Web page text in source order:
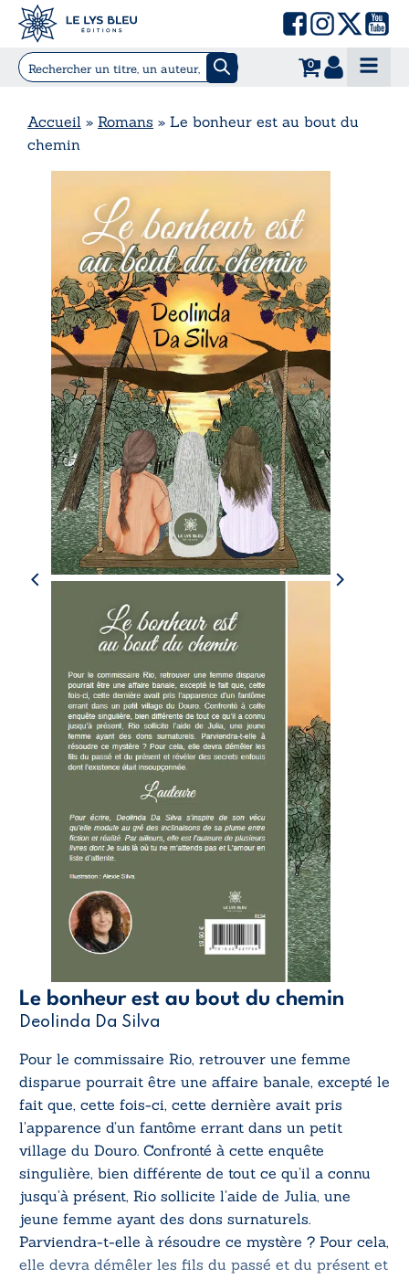
0
Accueil » Romans » Le bonheur est au bout du
chemin
Le bonheur est au bout du chemin
Deolinda Da Silva
Pour le commissaire Rio, retrouver une femme
disparue pourrait être une affaire banale, excepté le
fait que, cette fois-ci, cette dernière avait pris
l’apparence d’un fantôme errant dans un petit
village du Douro. Confronté à cette enquête
singulière, bien différente de tout ce qu’il a connu
jusqu’à présent, Rio sollicite l’aide de Julia, une
jeune femme ayant des dons surnaturels.
Parviendra-t-elle à résoudre ce mystère ? Pour cela,
elle devra démêler les fils du passé et du présent et